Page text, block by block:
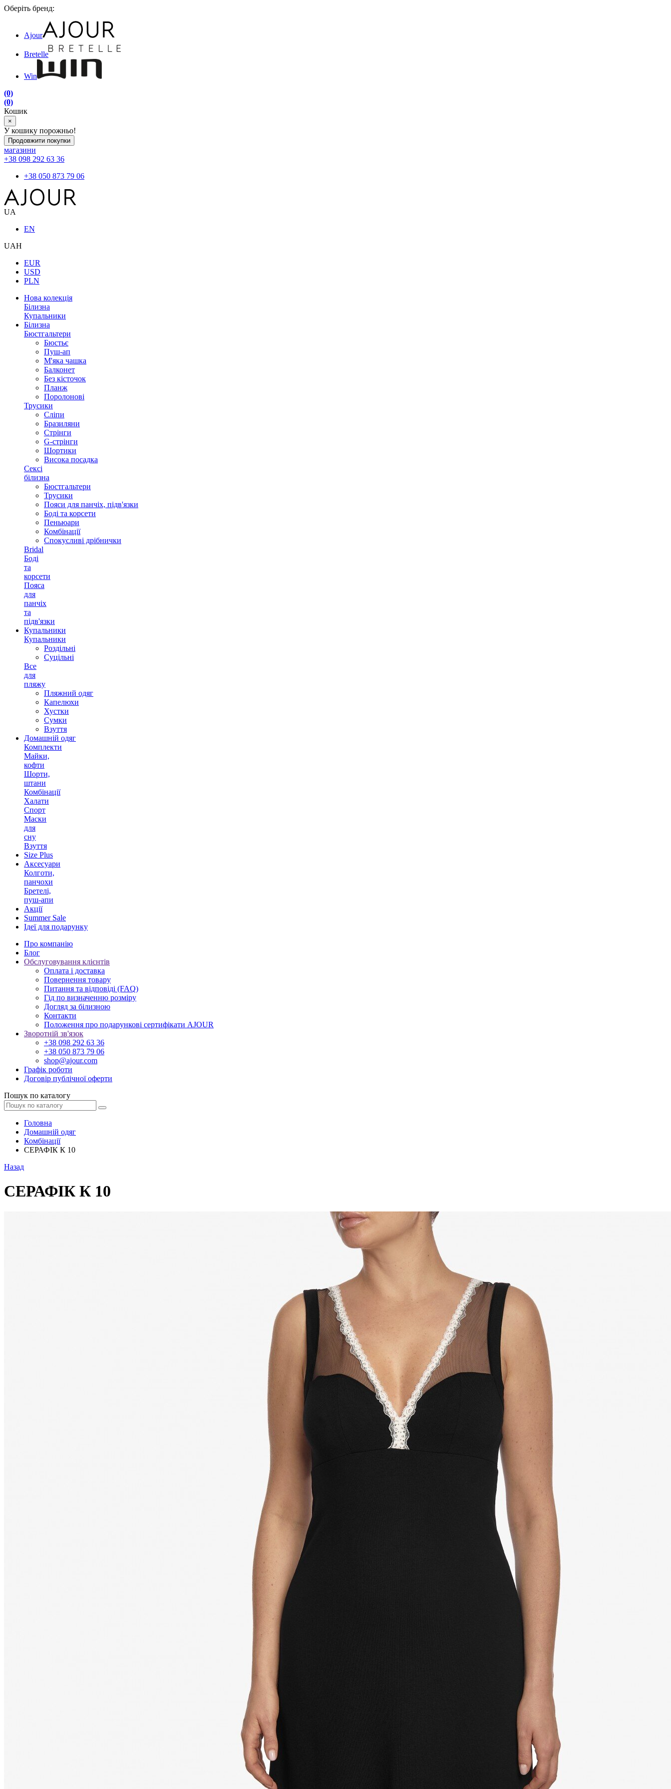
Оберіть бренд:
Ajour
Bretelle
Win
(0)
(0)
Кошик
×
У кошику порожньо!
Продовжити покупки
магазини
+38 098 292 63 36
+38 050 873 79 06
UA
EN
UAH
EUR
USD
PLN
Нова колекція
Білизна
Купальники
Білизна
Бюстгальтери
Бюстьє
Пуш-ап
М'яка чашка
Балконет
Без кісточок
Планж
Поролонові
Трусики
Сліпи
Бразиляни
Стрінги
G-стрінги
Шортики
Висока посадка
Сексі
білизна
Бюстгальтери
Трусики
Пояси для панчіх, підв'язки
Боді та корсети
Пеньюари
Комбінації
Спокусливі дрібнички
Bridal
Боді
та
корсети
Пояса
для
панчіх
та
підв'язки
Купальники
Купальники
Роздільні
Суцільні
Все
для
пляжу
Пляжний одяг
Капелюхи
Хустки
Сумки
Взуття
Домашній одяг
Комплекти
Майки,
кофти
Шорти,
штани
Комбінації
Халати
Спорт
Маски
для
сну
Взуття
Size Plus
Аксесуари
Колготи,
панчохи
Бретелі,
пуш-апи
Акції
Summer Sale
Ідеї для подарунку
Про компанію
Блог
Обслуговування клієнтів
Оплата і доставка
Повернення товару
Питання та відповіді (FAQ)
Гід по визначенню розміру
Догляд за білизною
Контакти
Положення про подарункові сертифікати AJOUR
Зворотній зв'язок
+38 098 292 63 36
+38 050 873 79 06
shop@ajour.com
Графік роботи
Договір публічної оферти
Пошук по каталогу
Головна
Домашній одяг
Комбінації
СЕРАФІК К 10
Назад
СЕРАФІК К 10